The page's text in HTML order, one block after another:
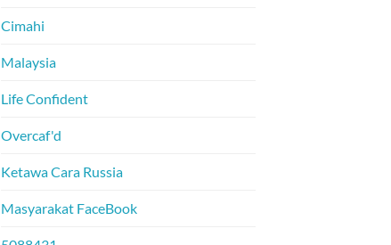
Cimahi
Malaysia
Life Confident
Overcaf'd
Ketawa Cara Russia
Masyarakat FaceBook